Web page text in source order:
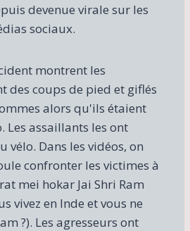
devenue virale sur les
sociaux.
montrent les
des coups de pied et giflés
alors qu'ils étaient
Les assaillants les ont
vélo. Dans les vidéos, on
confronter les victimes à
mei hokar Jai Shri Ram
vivez en Inde et vous ne
?). Les agresseurs ont